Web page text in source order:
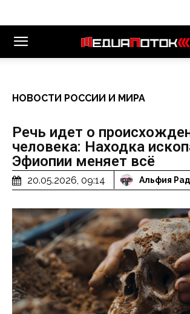
НОВОСТИ РОССИИ И МИРА
Речь идет о
человека: Находка
Эфиопии меняет всё
20.05.2026, 09:14 Альфия